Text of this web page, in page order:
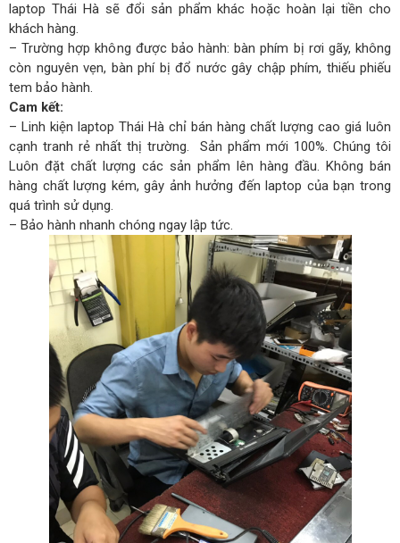
laptop Thái Hà sẽ đổi sản phẩm khác hoặc hoàn lại tiền cho
khách hàng.
– Trường hợp không được bảo hành: bàn phím bị rơi gãy, không
còn nguyên vẹn, bàn phí bị đổ nước gây chập phím, thiếu phiếu
tem bảo hành.
Cam kết:
– Linh kiện laptop Thái Hà chỉ bán hàng chất lượng cao giá luôn
cạnh tranh rẻ nhất thị trường. Sản phẩm mới 100%. Chúng tôi
Luôn đặt chất lượng các sản phẩm lên hàng đầu. Không bán
hàng chất lượng kém, gây ảnh hưởng đến laptop của bạn trong
quá trình sử dụng.
– Bảo hành nhanh chóng ngay lập tức.